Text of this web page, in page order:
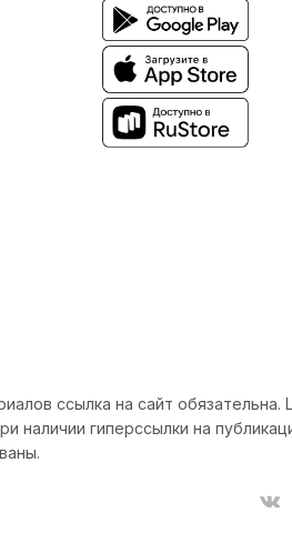
ссылка на сайт обязательна.
наличии гиперссылки на